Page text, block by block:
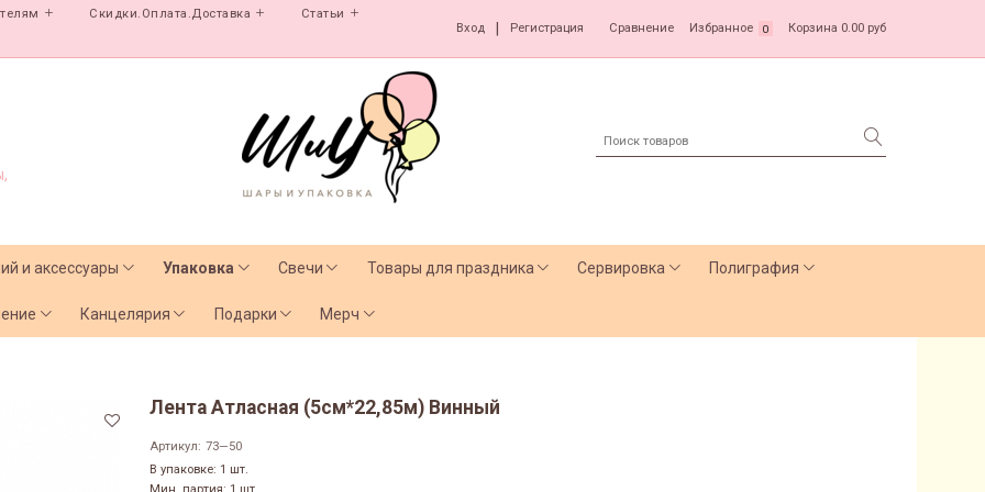
Скидки.Оплата.Доставка
Статьи
Вход
Регистрация Сравнение Избранное 0 Корзина 0.00 руб
и аксессуары Упаковка Свечи Товары для праздника Сервировка Полиграфия
Канцелярия Подарки Мерч
Лента Атласная (5см*22,85м) Винный
Артикул: 73—50
В упаковке: 1 шт.